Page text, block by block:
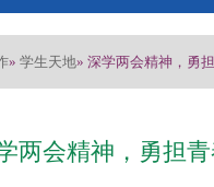
» 学生天地» 深学两会精神，勇
两会精神，勇担